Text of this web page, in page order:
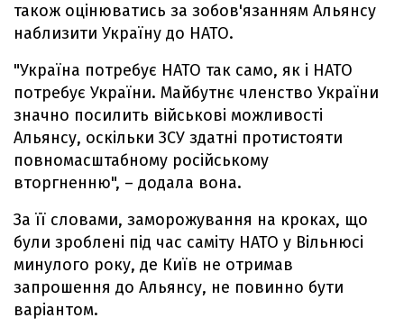
також оцінюватись за зобов'язанням Альянсу
наблизити Україну до НАТО.
"Україна потребує НАТО так само, як і НАТО
потребує України. Майбутнє членство України
значно посилить військові можливості
Альянсу, оскільки ЗСУ здатні протистояти
повномасштабному російському
вторгненню", – додала вона.
За її словами, заморожування на кроках, що
були зроблені під час саміту НАТО у Вільнюсі
минулого року, де Київ не отримав
запрошення до Альянсу, не повинно бути
варіантом.